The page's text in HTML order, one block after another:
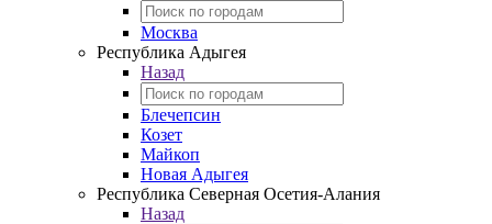
Москва
Республика Адыгея
Назад
Блечепсин
Козет
Майкоп
Новая Адыгея
Республика Северная Осетия-Алания
Назад